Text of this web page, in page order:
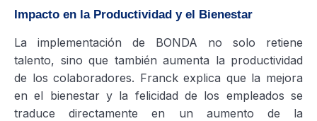
Impacto en la Productividad y el Bienestar
La implementación de BONDA no solo retiene
talento, sino que también aumenta la productividad
de los colaboradores. Franck explica que la mejora
en el bienestar y la felicidad de los empleados se
traduce directamente en un aumento de la